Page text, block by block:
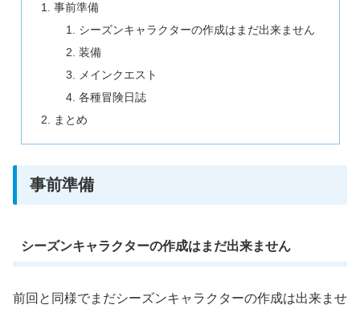
事前準備
シーズンキャラクターの作成はまだ出来ません
装備
メインクエスト
各種冒険日誌
まとめ
事前準備
シーズンキャラクターの作成はまだ出来ません
前回と同様でまだシーズンキャラクターの作成は出来ませ